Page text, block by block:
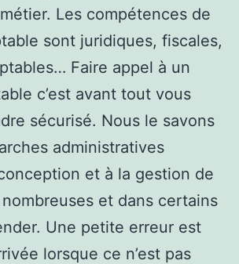
Les compétences de
sont juridiques, fiscales,
Faire appel à un
c’est avant tout vous
sécurisé. Nous le savons
administratives
et à la gestion de
et dans certains
Une petite erreur est
lorsque ce n’est pas